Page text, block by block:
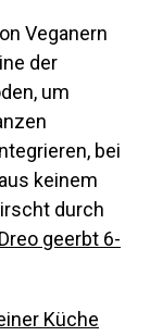
Veganern
der
um
bei
keinem
durch
Dreo geerbt 6-
Küche